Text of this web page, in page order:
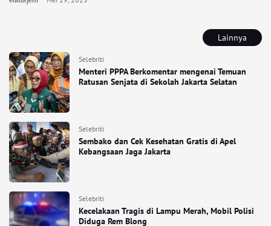
Lainnya
Selebriti
Menteri PPPA Berkomentar mengenai Temuan
Ratusan Senjata di Sekolah Jakarta Selatan
Selebriti
Sembako dan Cek Kesehatan Gratis di Apel
Kebangsaan Jaga Jakarta
Selebriti
Kecelakaan Tragis di Lampu Merah, Mobil Polisi
Diduga Rem Blong